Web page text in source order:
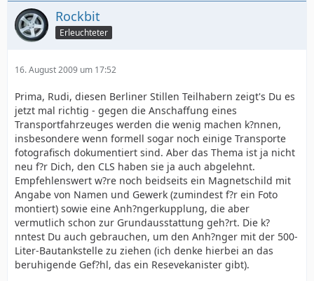
Rockbit
Erleuchteter
16. August 2009 um 17:52
Prima, Rudi, diesen Berliner Stillen Teilhabern zeigt's Du es
jetzt mal richtig - gegen die Anschaffung eines
Transportfahrzeuges werden die wenig machen k?nnen,
insbesondere wenn formell sogar noch einige Transporte
fotografisch dokumentiert sind. Aber das Thema ist ja nicht
neu f?r Dich, den CLS haben sie ja auch abgelehnt.
Empfehlenswert w?re noch beidseits ein Magnetschild mit
Angabe von Namen und Gewerk (zumindest f?r ein Foto
montiert) sowie eine Anh?ngerkupplung, die aber
vermutlich schon zur Grundausstattung geh?rt. Die k?
nntest Du auch gebrauchen, um den Anh?nger mit der 500-
Liter-Bautankstelle zu ziehen (ich denke hierbei an das
beruhigende Gef?hl, das ein Resevekanister gibt).